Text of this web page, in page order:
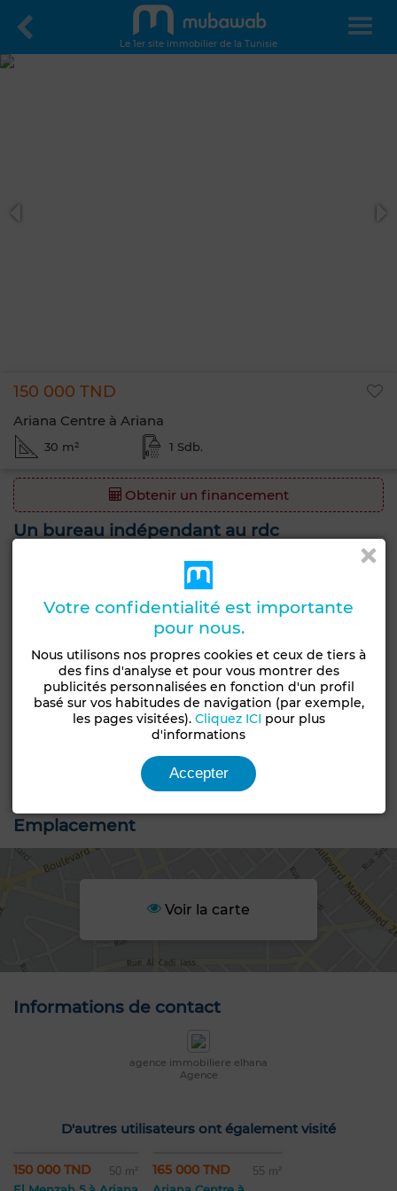
Le 1er site immobilier de la Tunisie
150 000 TND
Ariana Centre à Ariana
30 m² 1 Sdb.
Obtenir un financement
Un bureau indépendant au rdc
Ariana on met à la vente un bureau de 30 m2
indépendant un seul niveau qui se compose de ;
une réception , une pièce , une salle d'eau et une
Caractéristiques générales
Type de bien
Local commercial
Etat
Bon état / habitable
Type du sol
Parquet
Emplacement
Voir la carte
Informations de contact
agence immobiliere elhana
Agence
D'autres utilisateurs ont également visité
150 000 TND 50 m² 165 000 TND 55 m²
Votre confidentialité est importante
pour nous.
Nous utilisons nos propres cookies et ceux de tiers à
des fins d'analyse et pour vous montrer des
publicités personnalisées en fonction d'un profil
basé sur vos habitudes de navigation (par exemple,
les pages visitées). Cliquez ICI pour plus
d'informations
Accepter